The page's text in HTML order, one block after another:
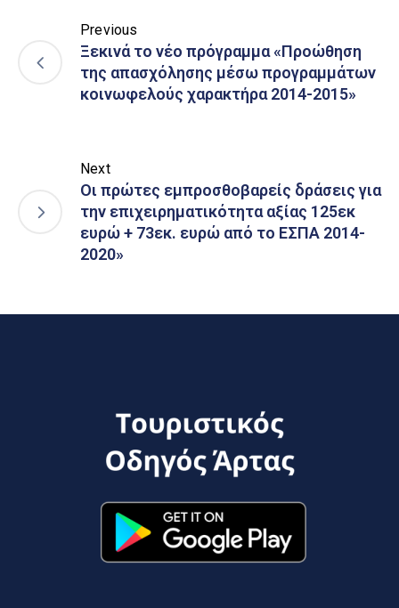
Previous
Ξεκινά το νέο πρόγραμμα «Προώθηση
της απασχόλησης μέσω προγραμμάτων
κοινωφελούς χαρακτήρα 2014-2015»
Next
Οι πρώτες εμπροσθοβαρείς δράσεις για
την επιχειρηματικότητα αξίας 125εκ
ευρώ + 73εκ. ευρώ από το ΕΣΠΑ 2014-
2020»